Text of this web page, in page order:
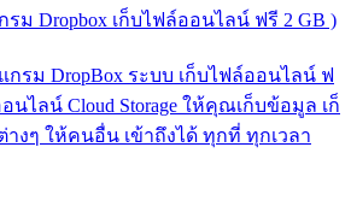
รม Dropbox เก็บไฟล์ออนไลน์ ฟรี 2 GB )
รม DropBox ระบบ เก็บไฟล์ออนไลน์ ฟ
นไลน์ Cloud Storage ให้คุณเก็บข้อมูล เก็
งๆ ให้คนอื่น เข้าถึงได้ ทุกที่ ทุกเวลา